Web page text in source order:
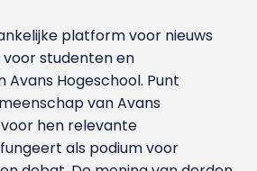
platform voor nieuws
studenten en
Avans Hoge­school. Punt
van Avans
hen relevante
als podium voor